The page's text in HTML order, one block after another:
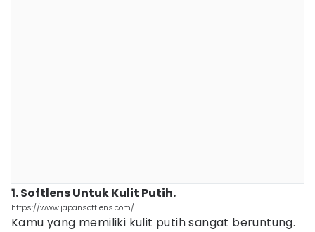
1. Softlens Untuk Kulit Putih.
https://www.japansoftlens.com/
Kamu yang memiliki kulit putih sangat beruntung.